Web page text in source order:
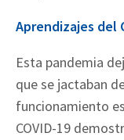
Aprendizajes del
Esta pandemia
que se jactaban
funcionamiento
COVID-19